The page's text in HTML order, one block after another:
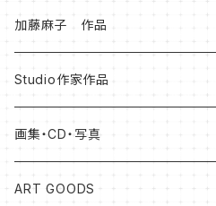
加藤麻子 作品
Studio作家作品
松本健士作品
森 大地作品
画集・CD・写真
岡山知憲
ART GOODS